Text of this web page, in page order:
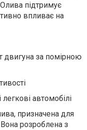
підтримує
впливає на
двигуна за помірною
автомобілі
призначена для
розроблена з